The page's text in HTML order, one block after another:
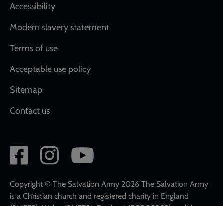
Accessibility
Modern slavery statement
Terms of use
Acceptable use policy
Sitemap
Contact us
Social
network
links
Copyright © The Salvation Army 2026 The Salvation Army
is a Christian church and registered charity in England